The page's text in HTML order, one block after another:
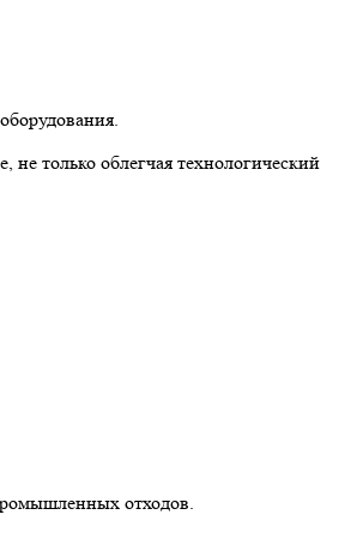
только облегчая технологический
отходов.